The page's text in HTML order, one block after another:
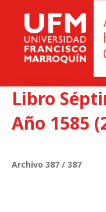
Libro
Año 1585
Archivo 387 / 387